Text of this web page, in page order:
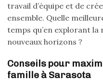
travail d’équipe et de
ensemble. Quelle
temps qu’en explorant
nouveaux horizons ?
Conseils pour
famille à Sarasota